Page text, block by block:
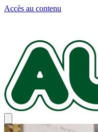
Accès au contenu
Panneau de gestion des cookies